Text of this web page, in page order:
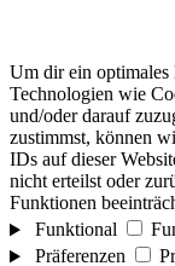
Um dir ein
Technologien wie
und/oder darauf
zustimmst, können
IDs auf dieser
nicht erteilst oder
Funktionen
Funktional
Präferenzen